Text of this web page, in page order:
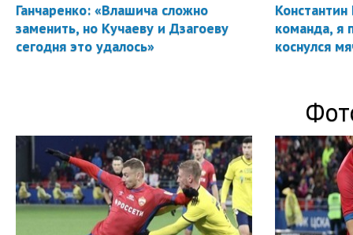
Ганчаренко: «Влашича сложно
заменить, но Кучаеву и Дзагоеву
сегодня это удалось»
Константин
команда, я
коснулся